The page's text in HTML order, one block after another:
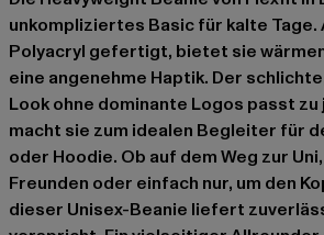
unkompliziertes Basic für kalte Tage.
Polyacryl gefertigt, bietet sie
eine angenehme Haptik. Der
Look ohne dominante Logos passt zu
macht sie zum idealen Begleiter für
oder Hoodie. Ob auf dem Weg zur
Freunden oder einfach nur, um den
dieser Unisex-Beanie liefert